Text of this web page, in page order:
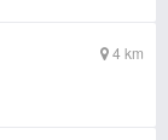
4 km